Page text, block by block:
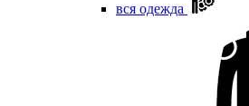
вся одежда